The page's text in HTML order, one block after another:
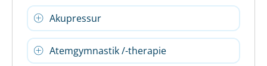
Akupressur
Atemgymnastik /-therapie